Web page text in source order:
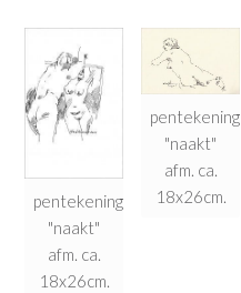
pentekening
"naakt"
afm. ca.
18x26cm.
pentekening
"naakt"
afm. ca.
18x26cm.